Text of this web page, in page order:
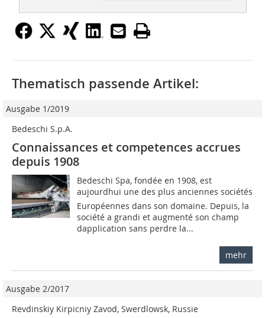
Thematisch passende Artikel:
Ausgabe 1/2019
Bedeschi S.p.A.
Connaissances et competences accrues
depuis 1908
Bedeschi Spa, fondée en 1908, est
aujourdhui une des plus anciennes sociétés
Européennes dans son domaine. Depuis, la
société a grandi et augmenté son champ
dapplication sans perdre la...
mehr
Ausgabe 2/2017
Revdinskiy Kirpicniy Zavod, Swerdlowsk, Russie